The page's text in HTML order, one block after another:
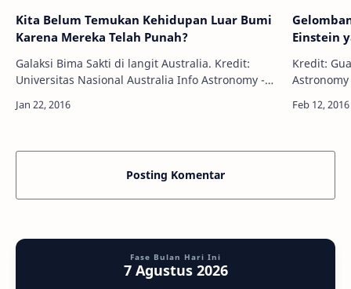
Kita Belum Temukan Kehidupan Luar Bumi
Karena Mereka Telah Punah?
Galaksi Bima Sakti di langit Australia. Kredit:
Universitas Nasional Australia Info Astronomy -
terbentuk lebih dulu jauh sebelum Bum…
Einstein
Kredit:
Posting Komentar
Fase Bulan Hari Ini
7 Agustus 2026